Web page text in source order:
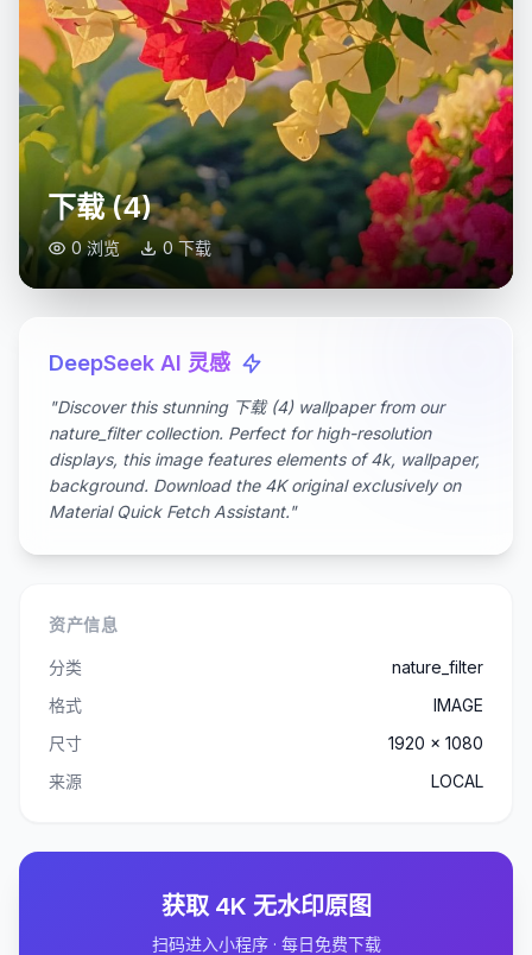
下载 (4)
0 浏览 0 下载
DeepSeek AI 灵感
"Discover this stunning 下载 (4) wallpaper from our
nature_filter collection. Perfect for high-resolution
displays, this image features elements of 4k, wallpaper,
background. Download the 4K original exclusively on
Material Quick Fetch Assistant."
资产信息
分类
nature_filter
格式
IMAGE
尺寸
1920 x 1080
来源
LOCAL
获取 4K 无水印原图
扫码进入小程序 · 每日免费下载